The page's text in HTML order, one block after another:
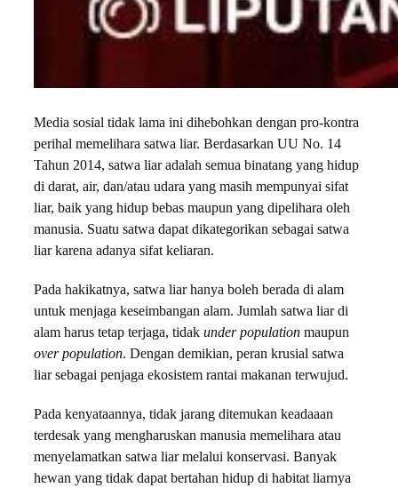
Media sosial tidak lama ini dihebohkan dengan pro-kontra
perihal memelihara satwa liar. Berdasarkan UU No. 14
Tahun 2014, satwa liar adalah semua binatang yang hidup
di darat, air, dan/atau udara yang masih mempunyai sifat
liar, baik yang hidup bebas maupun yang dipelihara oleh
manusia. Suatu satwa dapat dikategorikan sebagai satwa
liar karena adanya sifat keliaran.
Pada hakikatnya, satwa liar hanya boleh berada di alam
untuk menjaga keseimbangan alam. Jumlah satwa liar di
alam harus tetap terjaga, tidak under population maupun
over population. Dengan demikian, peran krusial satwa
liar sebagai penjaga ekosistem rantai makanan terwujud.
Pada kenyataannya, tidak jarang ditemukan keadaaan
terdesak yang mengharuskan manusia memelihara atau
menyelamatkan satwa liar melalui konservasi. Banyak
hewan yang tidak dapat bertahan hidup di habitat liarnya